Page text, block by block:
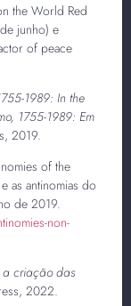
the World Red
junho) e
of peace
1989: In the
1755-1989: Em
2019.
of the
as antinomias do
de 2019.
non-
criação das
2022.